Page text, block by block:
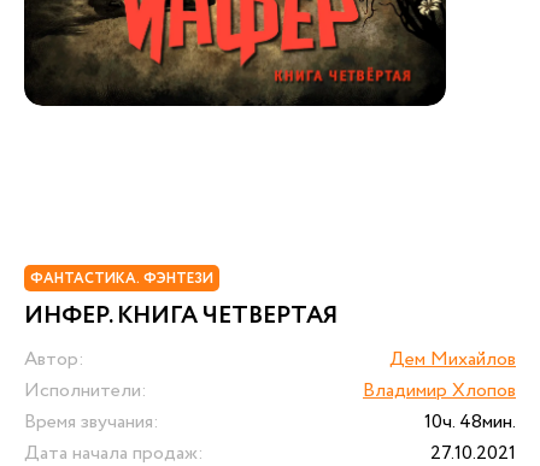
ФАНТАСТИКА. ФЭНТЕЗИ
ИНФЕР. КНИГА ЧЕТВЕРТАЯ
Автор:
Дем Михайлов
Исполнители:
Владимир Хлопов
Время звучания:
10ч. 48мин.
Дата начала продаж:
27.10.2021